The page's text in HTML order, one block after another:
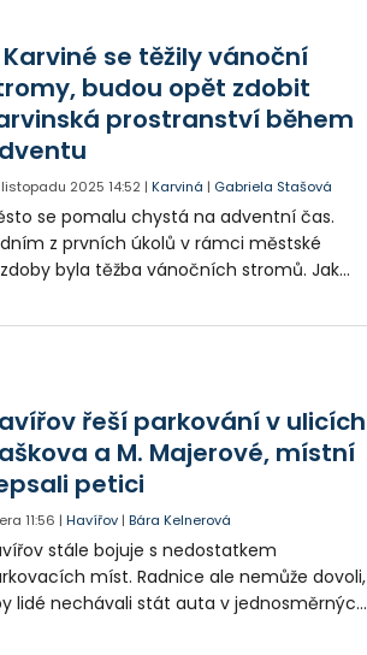
Karviné se těžily vánoční
budou opět zdobit
prostranství během
listopadu 2025 14:52 |Karviná | Gabriela Stašová
se pomalu chystá na adventní čas.
z prvních úkolů v rámci městské
byla těžba vánočních stromů. Jak
se dozvíte v následující reportáži.
řeší parkování v ulicích
a M. Majerové, místní
petici
11:56 |Havířov |Bára Kelnerová
stále bojuje s nedostatkem
míst. Radnice ale nemůže dovoli,
lidé nechávali stát auta v jednosměrných